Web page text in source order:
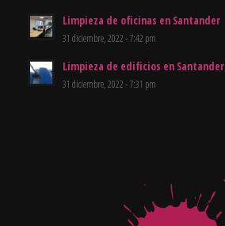
Limpieza de oficinas en Santander
31 diciembre, 2022 - 7:42 pm
Limpieza de edificios en Santander
31 diciembre, 2022 - 7:31 pm